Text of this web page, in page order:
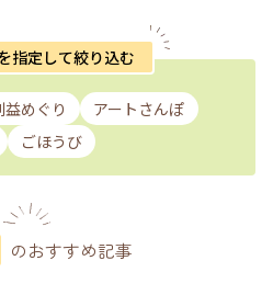
指定して絞り込む
益めぐり
アートさんぽ
ごほうび
のおすすめ記事